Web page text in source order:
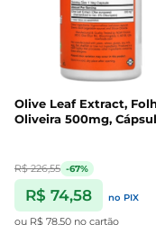
Olive Leaf Extract,
Oliveira 500mg,
R$ 226,55 -67%
R$ 74,58 no PIX
ou R$ 78,50 no cartão